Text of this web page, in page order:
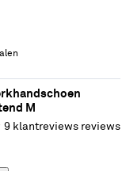
M
9 klantreviews reviews